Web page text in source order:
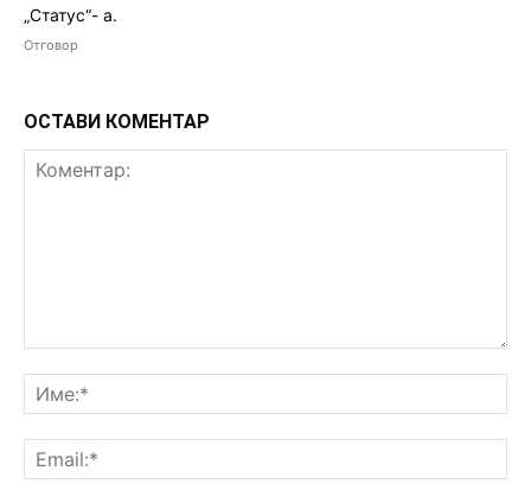
„Статус“- а.
Отговор
ОСТАВИ КОМЕНТАР